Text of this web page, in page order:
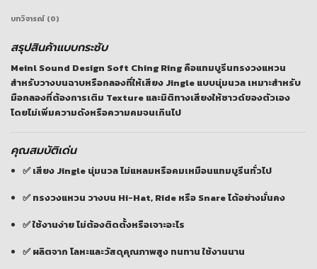
บทวิจารณ์ (0)
สรุปสินค้าแบบกระชับ
Meinl Sound Design Soft Ching Ringคือแทมบูรีนทรงวงแหวน
สำหรับวางบนฉาบหรือกลองที่ให้เสียง Jingle แบบนุ่มนวล เหมาะสำหรับ
มือกลองที่ต้องการเติม Texture และมิติทางเสียงให้ซาวด์ของตัวเอง
โดยไม่เพิ่มความดังหรือความคมจนเกินไป
คุณสมบัติเด่น
✅ เสียง Jingle นุ่มนวล ไม่แหลมหรือคมเหมือนแทมบูรีนทั่วไป
✅ ทรงวงแหวน วางบน Hi-Hat, Ride หรือ Snareได้อย่างมั่นคง
✅ ใช้งานง่าย ไม่ต้องติดตั้งหรือเจาะอะไร
✅ ผลิตจากโลหะและวัสดุคุณภาพสูง ทนทาน ใช้งานนาน